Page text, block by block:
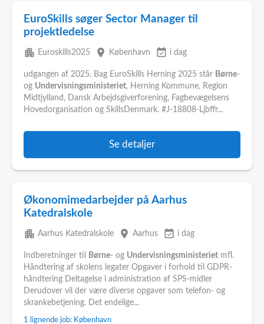
EuroSkills søger Sector Manager til
projektledelse
apartment Euroskills2025 place København event_available i dag
udgangen af 2025. Bag EuroSkills Herning 2025 står Børne-
og Undervisningsministeriet, Herning Kommune, Region
Midtjylland, Dansk Arbejdsgiverforening, Fagbevægelsens
Hovedorganisation og SkillsDenmark. #J-18808-Ljbffr...
Se detaljer
Økonomimedarbejder på Aarhus
Katedralskole
apartment Aarhus Katedralskole place Aarhus event_available i dag
Indberetninger til Børne- og Undervisningsministeriet mfl.
Håndtering af skolens legater Opgaver i forhold til GDPR-
håndtering Deltagelse i administration af SPS-midler
Derudover vil der være diverse opgaver som telefon- og
skrankebetjening. Det endelige...
1 lignende job: København